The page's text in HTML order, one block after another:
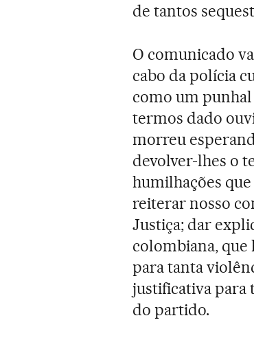
de tantos
O comunicado
cabo da polícia
como um punhal
termos dado
morreu
devolver-lhes o
humilhações que
reiterar nosso
Justiça; dar
colombiana, que
para tanta
justificativa para
do partido.